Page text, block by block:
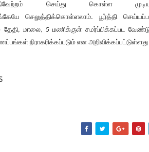
செய்து கொள்ள
செலுத்திக்கொள்ளலாம். பூர்த்தி
மாலை, 5 மணிக்குள் சமர்ப்பிக்கப்பட
நிராகரிக்கப்படும் என